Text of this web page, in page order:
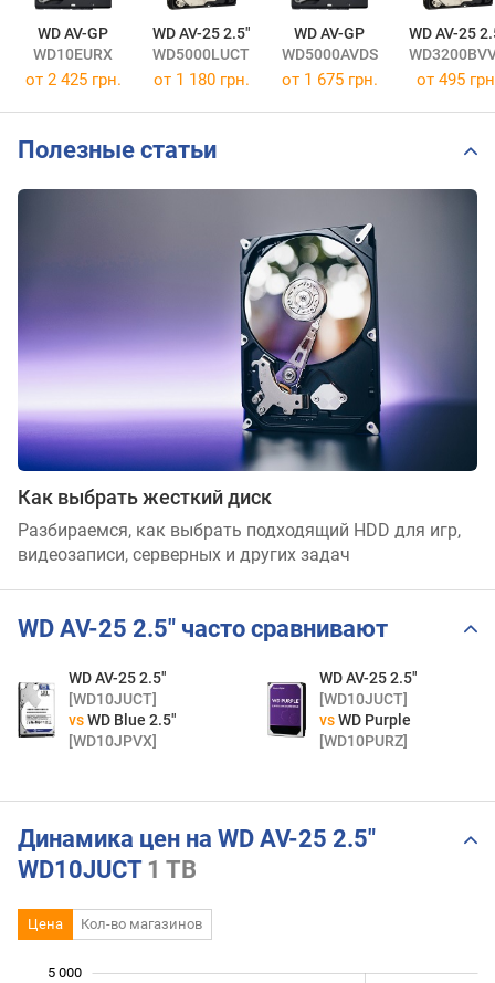
WD AV-GP
WD10EURX
WD AV-25 2.5"
WD5000LUCT
WD AV-GP
WD5000AVDS
WD AV-25
от 2 425 грн. от 1 180 грн. от 1 675 грн. от 495
Полезные статьи
Как выбрать жесткий диск
Разбираемся, как выбрать подходящий HDD для игр,
видеозаписи, серверных и других задач
WD AV-25 2.5" часто сравнивают
WD AV-25 2.5"
[WD10JUCT]
vs WD Blue 2.5"
[WD10JPVX]
WD AV-25 2.5"
[WD10JUCT]
vs WD Purple
[WD10PURZ]
Динамика цен на WD AV-25 2.5"
WD10JUCT 1 TB
Цена Кол-во магазинов
5 000